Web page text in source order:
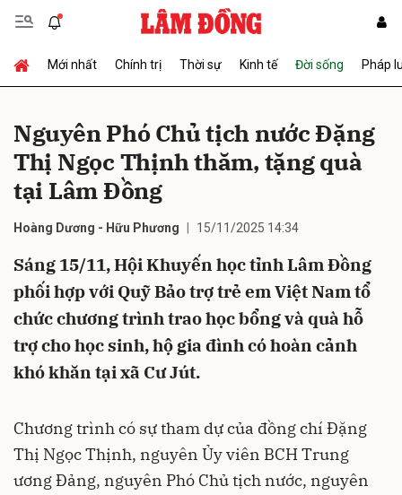
Mới nhất Chính trị Thời sự Kinh tế Đời sống Pháp
Nguyên Phó Chủ tịch nước Đặng
Thị Ngọc Thịnh thăm, tặng quà
tại Lâm Đồng
Hoàng Dương - Hữu Phương 15/11/2025 14:34
Sáng 15/11, Hội Khuyến học tỉnh Lâm Đồng
phối hợp với Quỹ Bảo trợ trẻ em Việt Nam tổ
chức chương trình trao học bổng và quà hỗ
trợ cho học sinh, hộ gia đình có hoàn cảnh
khó khăn tại xã Cư Jút.
Chương trình có sự tham dự của đồng chí Đặng
Thị Ngọc Thịnh, nguyên Ủy viên BCH Trung
ương Đảng, nguyên Phó Chủ tịch nước, nguyên
Gửi bình luận
Hủy Gửi